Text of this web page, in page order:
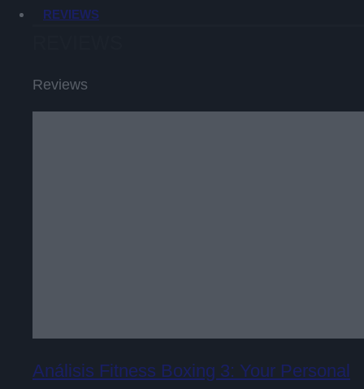
REVIEWS
Reviews
Análisis Fitness Boxing 3: Your Personal